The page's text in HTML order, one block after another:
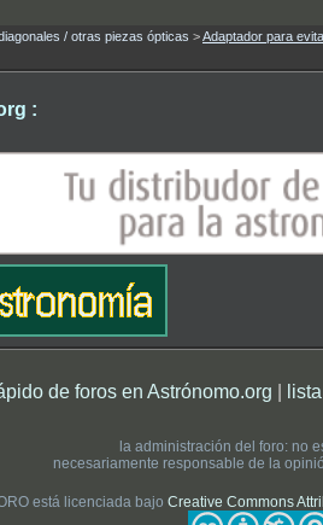
/ otras piezas ópticas >Adaptador para
:
de foros en Astrónomo.org |
la administración del foro: no
necesariamente responsable de la
está licenciada bajo Creative Commons